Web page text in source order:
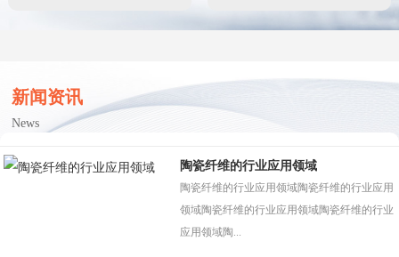
新闻资讯
News
陶瓷纤维的行业应用领域
陶瓷纤维的行业应用领域陶瓷纤维的行业应用
领域陶瓷纤维的行业应用领域陶瓷纤维的行业
应用领域陶...